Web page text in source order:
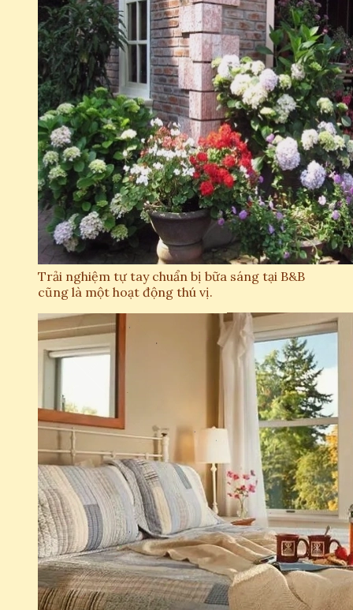
Trải nghiệm tự tay chuẩn bị bữa sáng tại B&B
cũng là một hoạt động thú vị.